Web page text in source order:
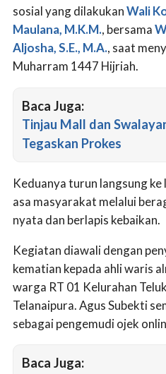
sosial yang dilakukanWali
Maulana, M.K.M., bersama
Aljosha, S.E., M.A., saat
Muharram 1447 Hijriah.
Baca Juga:
Tinjau Mall dan
Tegaskan Prokes
Keduanya turun langsung
asa masyarakat melalui
nyata dan berlapis kebaikan.
Kegiatan diawali dengan
kematian kepada ahli waris
warga RT 01 Kelurahan
Telanaipura. Agus Subekti
sebagai pengemudi ojek
Baca Juga: